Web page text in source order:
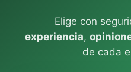
Elige con
experiencia,
de cada